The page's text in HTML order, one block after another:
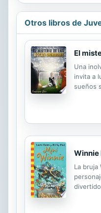
Otros libros de
El
Una
invita a
sueños
sueña
un ser
hacer
que
precio
Magia,
nos
Winnie
La bruja
humor,